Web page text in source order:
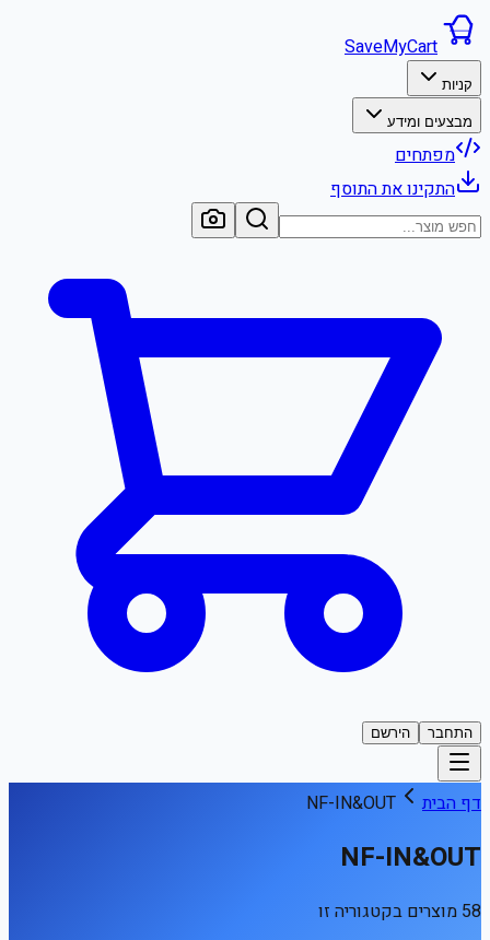
SaveMyCart
קניות
מבצעים ומידע
מפתחים
התקינו את התוסף
התחבר הירשם
דף הבית NF-IN&OUT
NF-IN&OUT
58 מוצרים בקטגוריה זו